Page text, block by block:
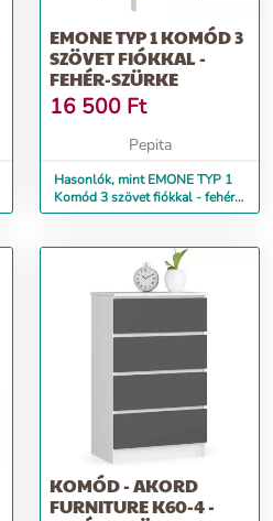
EMONE TYP 1 KOMÓD 3
SZÖVET FIÓKKAL -
FEHÉR-SZÜRKE
16 500 Ft
Pepita
Hasonlók, mint EMONE TYP 1
Komód 3 szövet fiókkal - fehér-
szürke
KOMÓD - AKORD
FURNITURE K60-4 -